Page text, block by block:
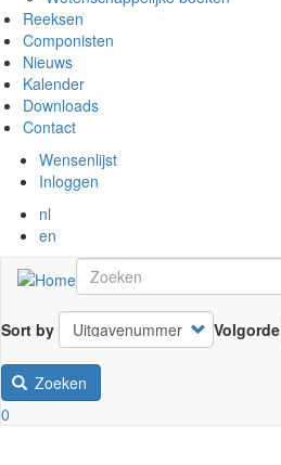
Reeksen
Componisten
Nieuws
Kalender
Downloads
Contact
Wensenlijst
Inloggen
nl
en
Sort by
Volgorde
Zoeken
0